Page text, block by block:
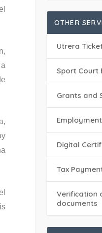
OTHER
Utrera Ticket
Sport Court
Grants and
Digital
Tax
Verification
documents